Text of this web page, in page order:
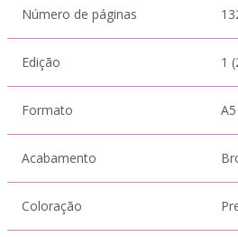
Número de páginas
Edição 1
Formato
Acabamento
Coloração